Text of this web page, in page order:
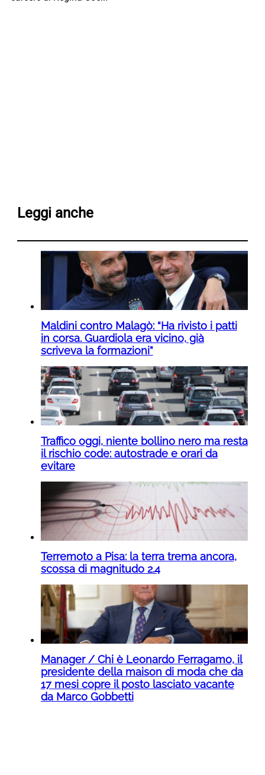
Leggi anche
Maldini contro Malagò: “Ha rivisto i patti
in corsa. Guardiola era vicino, già
scriveva la formazioni”
Traffico oggi, niente bollino nero ma resta
il rischio code: autostrade e orari da
evitare
Terremoto a Pisa: la terra trema ancora,
scossa di magnitudo 2.4
Manager / Chi è Leonardo Ferragamo, il
presidente della maison di moda che da
17 mesi copre il posto lasciato vacante
da Marco Gobbetti